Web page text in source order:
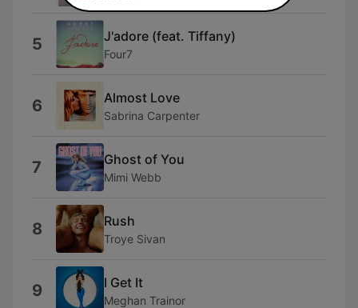
5 J'adore (feat. Tiffany)
Four7
6 Almost Love
Sabrina Carpenter
7 Ghost of You
Mimi Webb
8 Rush
Troye Sivan
9 I Get It
Meghan Trainor